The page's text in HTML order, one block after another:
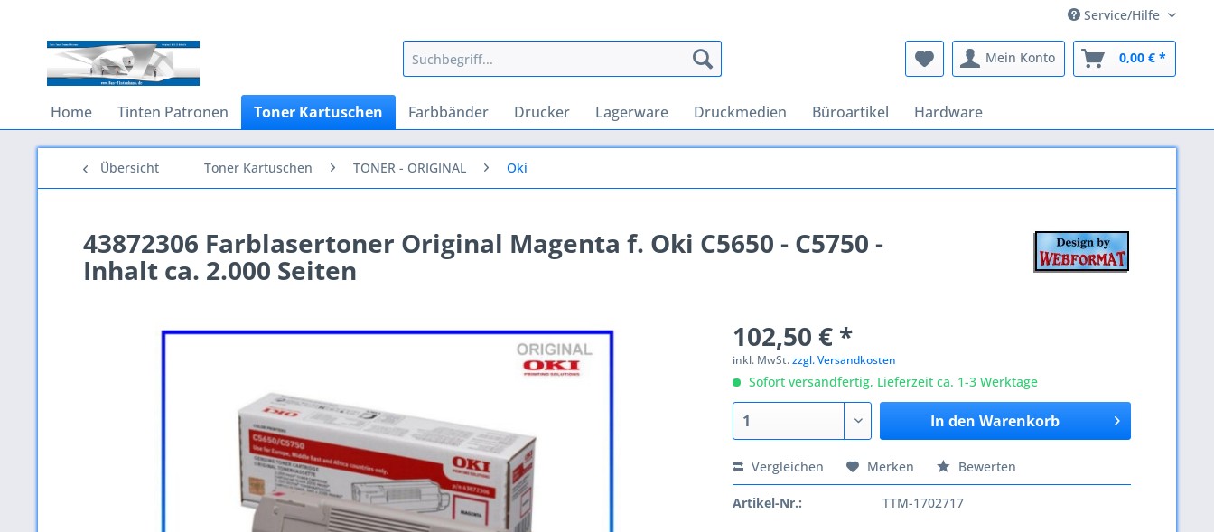
Service/Hilfe
Mein Konto 0,00 € *
Home Tinten Patronen Toner Kartuschen Farbbänder Drucker Lagerware Druckmedien Büroartikel Hardware
Übersicht Toner Kartuschen TONER - ORIGINAL Oki
43872306 Farblasertoner Original Magenta f. Oki C5650 - C5750 -
Inhalt ca. 2.000 Seiten
102,50 € *
inkl. MwSt.zzgl. Versandkosten
Sofort versandfertig, Lieferzeit ca. 1-3 Werktage
In den Warenkorb
Vergleichen Merken Bewerten
Artikel-Nr.: TTM-1702717